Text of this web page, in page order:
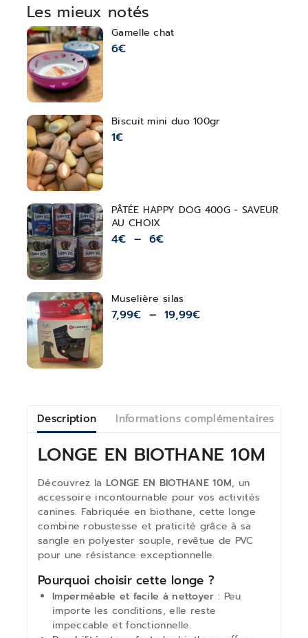
Les mieux notés
Gamelle chat
6€
Biscuit mini duo 100gr
1€
PÂTÉE HAPPY DOG 400G - SAVEUR
AU CHOIX
4€ – 6€
Muselière silas
7,99€ – 19,99€
Description Informations complémentaires
LONGE EN BIOTHANE 10M
Découvrez la LONGE EN BIOTHANE 10M, un
accessoire incontournable pour vos activités
canines. Fabriquée en biothane, cette longe
combine robustesse et praticité grâce à sa
sangle en polyester souple, revêtue de PVC
pour une résistance exceptionnelle.
Pourquoi choisir cette longe ?
Imperméable et facile à nettoyer : Peu
importe les conditions, elle reste
impeccable et fonctionnelle.